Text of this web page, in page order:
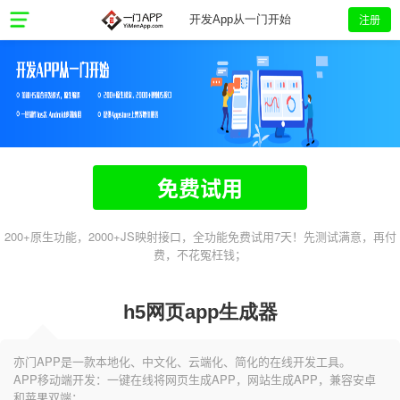
开发App从一门开始 注册
免费试用
200+原生功能，2000+JS映射接口，全功能免费试用7天！先测试满意，再付
费，不花冤枉钱；
h5网页app生成器
亦门APP是一款本地化、中文化、云端化、简化的在线开发工具。
APP移动端开发：一键在线将网页生成APP，网站生成APP，兼容安卓